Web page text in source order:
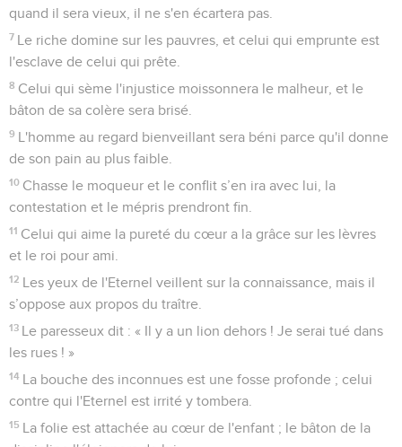
quand il sera vieux, il ne s'en écartera pas.
7 Le riche domine sur les pauvres, et celui qui emprunte est
l'esclave de celui qui prête.
8 Celui qui sème l'injustice moissonnera le malheur, et le
bâton de sa colère sera brisé.
9 L'homme au regard bienveillant sera béni parce qu'il donne
de son pain au plus faible.
10 Chasse le moqueur et le conflit s’en ira avec lui, la
contestation et le mépris prendront fin.
11 Celui qui aime la pureté du cœur a la grâce sur les lèvres
et le roi pour ami.
12 Les yeux de l'Eternel veillent sur la connaissance, mais il
s’oppose aux propos du traître.
13 Le paresseux dit : « Il y a un lion dehors ! Je serai tué dans
les rues ! »
14 La bouche des inconnues est une fosse profonde ; celui
contre qui l'Eternel est irrité y tombera.
15 La folie est attachée au cœur de l'enfant ; le bâton de la